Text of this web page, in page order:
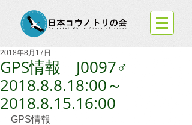
GPS情報 J0097♂
2018.8.8.18:00～
2018.8.15.16:00
2018年8月17日
GPS情報